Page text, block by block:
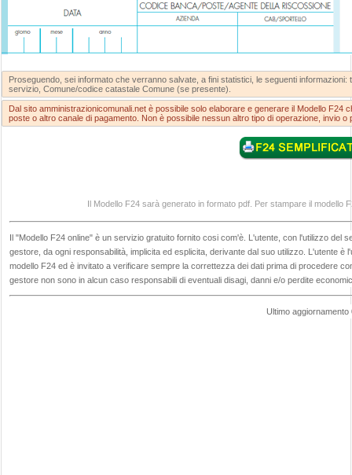
Proseguendo, sei informato che verranno salvate, a fini statistici, le seguenti
servizio, Comune/codice catastale Comune (se presente).
Dal sito amministrazionicomunali.net è possibile solo elaborare e generare il Modello
poste o altro canale di pagamento. Non è possibile nessun altro tipo di operazione, invio o
Il Modello F24 sarà generato in formato pdf. Per stampare il modello
Il "Modello F24 online" è un servizio gratuito fornito cosi com'è. L'utente, con l'utilizzo del
gestore, da ogni responsabilità, implicita ed esplicita, derivante dal suo utilizzo. L'utente
modello F24 ed è invitato a verificare sempre la correttezza dei dati prima di procedere
gestore non sono in alcun caso responsabili di eventuali disagi, danni e/o perdite
Ultimo